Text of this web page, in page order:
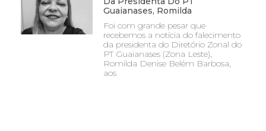
Guaianases, Romilda
Foi com grande pesar que
recebemos a notícia do falecimento
da presidenta do Diretório Zonal do
PT Guaianases (Zona Leste),
Romilda Denise Belém Barbosa,
aos